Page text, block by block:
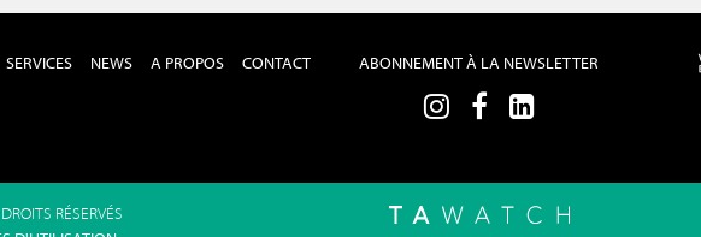
SERVICES NEWS A PROPOS CONTACT ABONNEMENT À LA NEWSLETTER
RÉSERVÉS